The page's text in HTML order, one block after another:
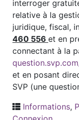
interroger
relative à la
juridique, fiscal,
460 556 et en
connectant à la
et en posant
SVP (une
Informations,